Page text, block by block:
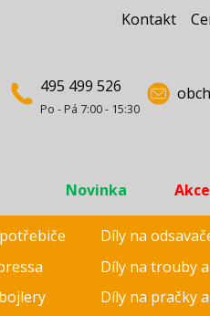
Kontakt
495 499 526
Po - Pá 7:00 - 15:30
Novinka Akce
Díly na
Díly na trouby
Díly na pračky